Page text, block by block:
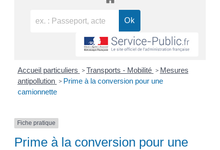
Accueil particuliers > Transports - Mobilité > Mesures
antipollution > Prime à la conversion pour une
camionnette
Fiche pratique
Prime à la conversion pour une